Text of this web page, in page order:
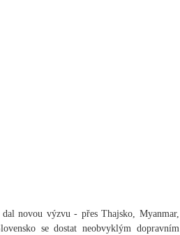
novou výzvu - přes Thajsko, Myanmar,
se dostat neobvyklým dopravním